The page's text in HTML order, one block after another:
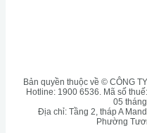
Bản quyền thuộc về © CÔNG
Hotline: 1900 6536. Mã số
05
Địa chỉ: Tầng 2, tháp A
Phường